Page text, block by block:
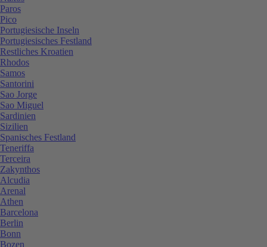
Paros
Pico
Portugiesische Inseln
Portugiesisches Festland
Restliches Kroatien
Rhodos
Samos
Santorini
Sao Jorge
Sao Miguel
Sardinien
Sizilien
Spanisches Festland
Teneriffa
Terceira
Zakynthos
Alcudia
Arenal
Athen
Barcelona
Berlin
Bonn
Bozen